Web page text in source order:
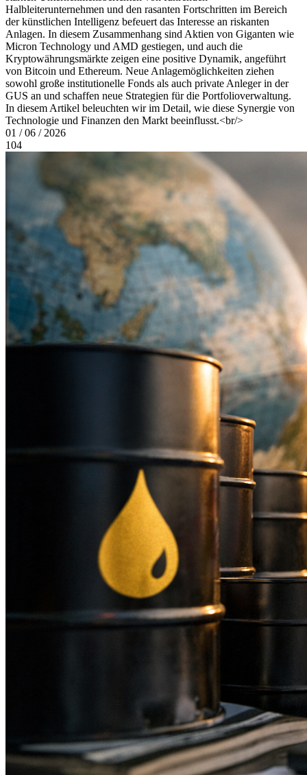
Halbleiterunternehmen und den rasanten Fortschritten im Bereich
der künstlichen Intelligenz befeuert das Interesse an riskanten
Anlagen. In diesem Zusammenhang sind Aktien von Giganten wie
Micron Technology und AMD gestiegen, und auch die
Kryptowährungsmärkte zeigen eine positive Dynamik, angeführt
von Bitcoin und Ethereum. Neue Anlagemöglichkeiten ziehen
sowohl große institutionelle Fonds als auch private Anleger in der
GUS an und schaffen neue Strategien für die Portfolioverwaltung.
In diesem Artikel beleuchten wir im Detail, wie diese Synergie von
Technologie und Finanzen den Markt beeinflusst.<br/>
01 / 06 / 2026
104